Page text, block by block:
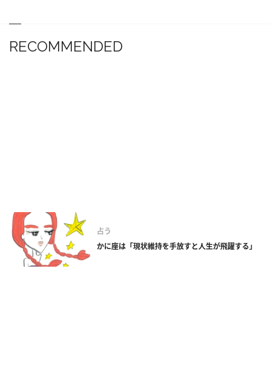
RECOMMENDED
占う
かに座は「現状維持を手放すと人生が飛躍する」